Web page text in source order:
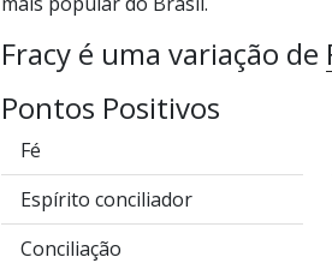
Fracy é uma variação de
Pontos Positivos
Fé
Espírito conciliador
Conciliação